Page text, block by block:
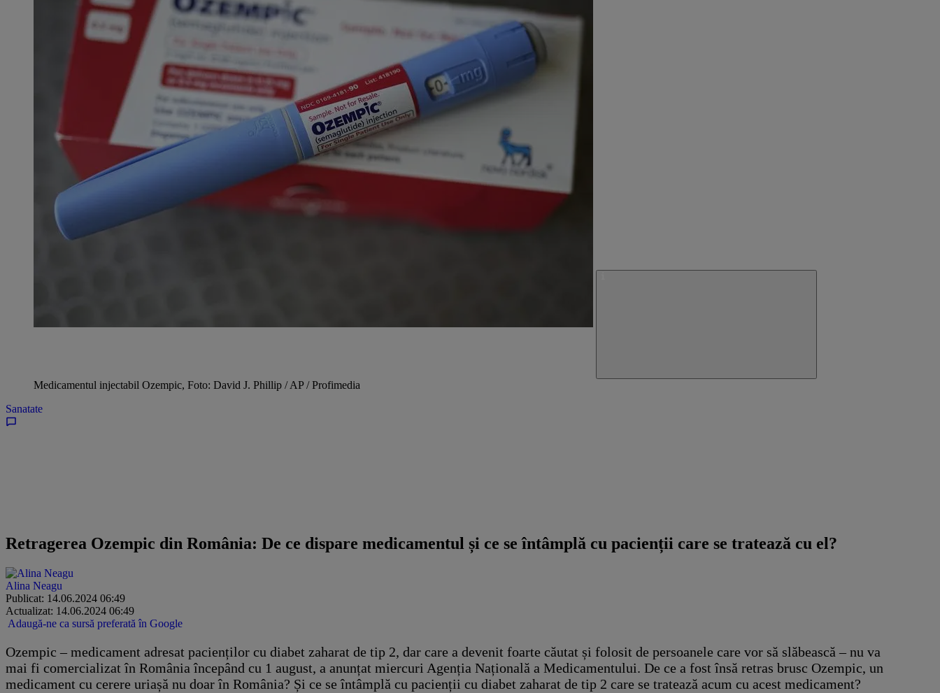
Medicamentul injectabil Ozempic, Foto: David J. Phillip / AP / Profimedia
Sanatate
Retragerea Ozempic din România: De ce dispare medicamentul și ce se întâmplă cu pacienții care se tratează cu el?
Alina Neagu
Publicat: 14.06.2024 06:49
Actualizat: 14.06.2024 06:49
Adaugă-ne ca sursă preferată în Google
​Ozempic – medicament adresat pacienților cu diabet zaharat de tip 2, dar care a devenit foarte căutat și folosit de persoanele care vor să slăbească – nu va
mai fi comercializat în România începând cu 1 august, a anunțat miercuri Agenția Națională a Medicamentului. De ce a fost însă retras brusc Ozempic, un
medicament cu cerere uriașă nu doar în România? Și ce se întâmplă cu pacienții cu diabet zaharat de tip 2 care se tratează acum cu acest medicament?